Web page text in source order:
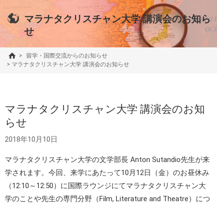
マラナタクリスチャン大学 講演会のお知ら
せ
>
留学・国際交流からのお知らせ
> マラナタクリスチャン大学 講演会のお知らせ
マラナタクリスチャン大学 講演会のお知
らせ
2018年10月10日
マラナタクリスチャン大学の文学部長 Anton Sutandio先生が来
学されます。今回、来学にあたって10月12日（金）のお昼休み
（12:10～12:50）に国際ラウンジにてマラナタクリスチャン大
学のことや先生の専門分野（Film, Literature and Theatre）につ